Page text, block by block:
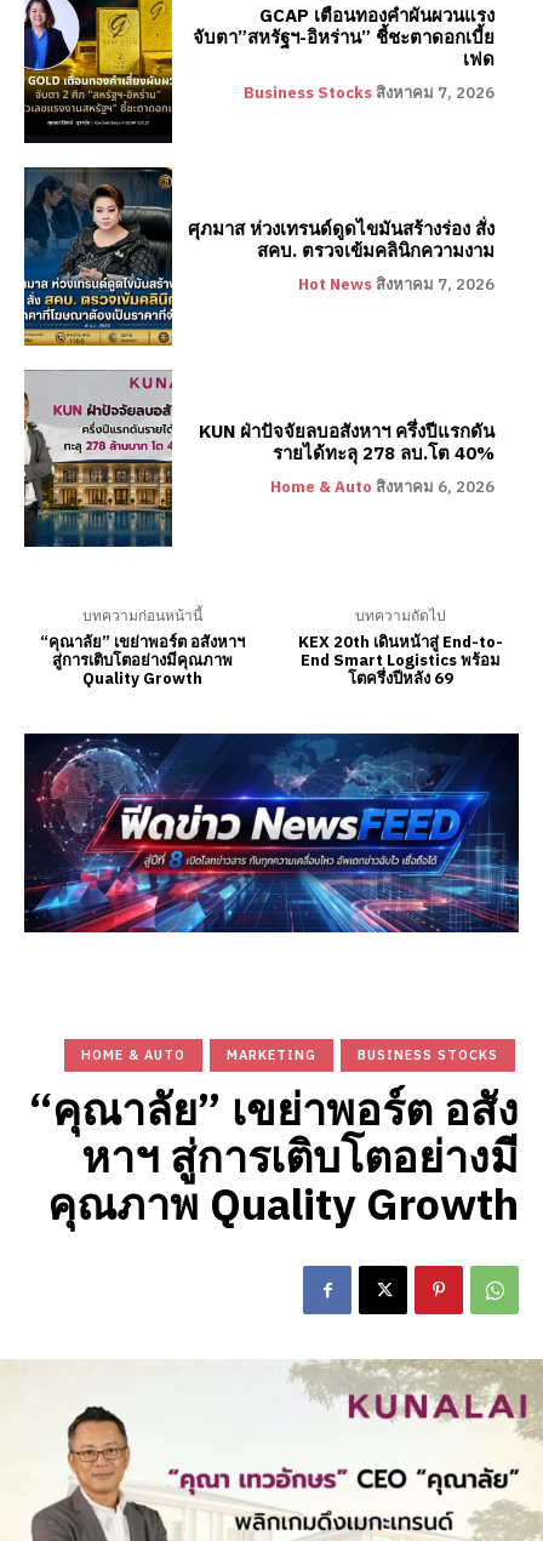
GCAP เตือนทองคำผันผวนแรง
จับตา”สหรัฐฯ-อิหร่าน” ชี้ชะตาดอกเบี้ย
เฟด
Business Stocks สิงหาคม 7, 2026
ศุภมาส ห่วงเทรนด์ดูดไขมันสร้างร่อง สั่ง
สคบ. ตรวจเข้มคลินิกความงาม
Hot News สิงหาคม 7, 2026
KUN ฝ่าปัจจัยลบอสังหาฯ ครึ่งปีแรกดัน
รายได้ทะลุ 278 ลบ.โต 40%
Home & Auto สิงหาคม 6, 2026
บทความก่อนหน้านี้
“คุณาลัย” เขย่าพอร์ต อสังหาฯ
สู่การเติบโตอย่างมีคุณภาพ
Quality Growth
บทความถัดไป
KEX 20th เดินหน้าสู่ End-to-
End Smart Logistics พร้อม
โตครึ่งปีหลัง 69